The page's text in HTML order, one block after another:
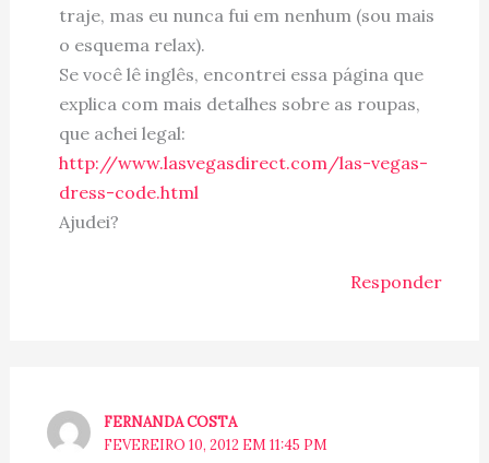
traje, mas eu nunca fui em nenhum (sou mais
o esquema relax).
Se você lê inglês, encontrei essa página que
explica com mais detalhes sobre as roupas,
que achei legal:
http://www.lasvegasdirect.com/las-vegas-
dress-code.html
Ajudei?
Responder
FERNANDA COSTA
FEVEREIRO 10, 2012 EM 11:45 PM